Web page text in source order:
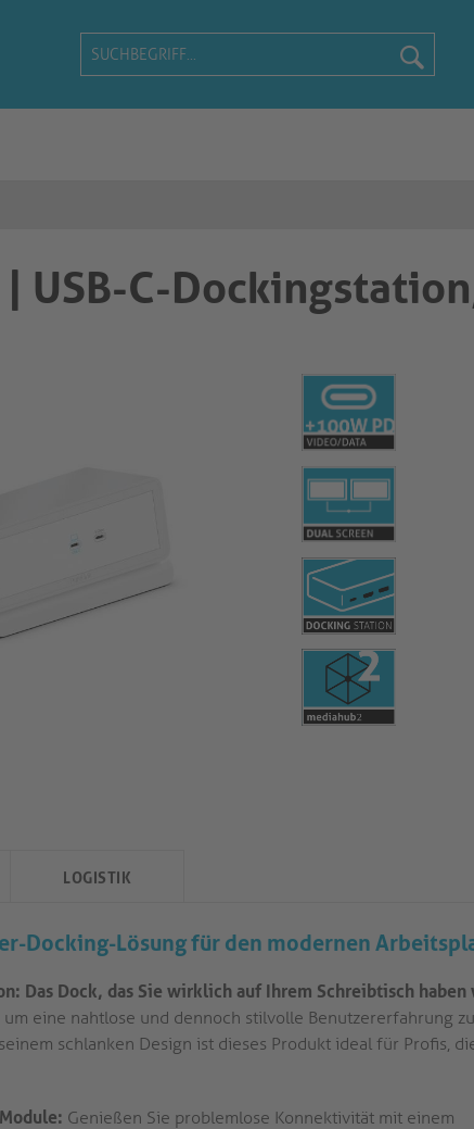
USB-C-
LOGISTIK
Docking-Lösung für den modernen
Das Dock, das Sie wirklich auf Ihrem Schreibtisch
eine nahtlose und dennoch stilvolle Benutzererfahrung
schlanken Design ist dieses Produkt ideal für Profis,
Genießen Sie problemlose Konnektivität mit einem